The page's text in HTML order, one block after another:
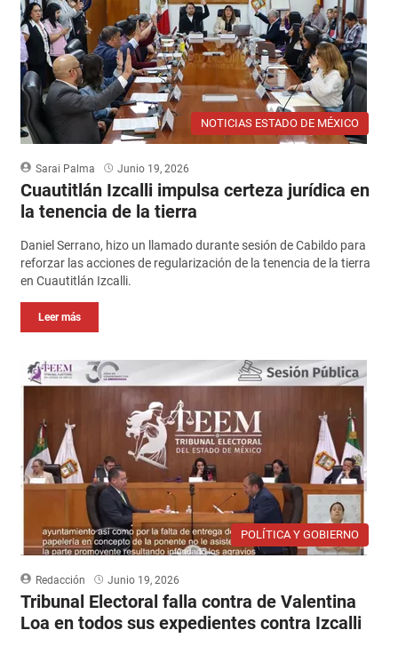
NOTICIAS ESTADO DE MÉXICO
Sarai Palma Junio 19, 2026
Cuautitlán Izcalli impulsa certeza jurídica en
la tenencia de la tierra
Daniel Serrano, hizo un llamado durante sesión de Cabildo para
reforzar las acciones de regularización de la tenencia de la tierra
en Cuautitlán Izcalli.
Leer más
POLÍTICA Y GOBIERNO
Redacción Junio 19, 2026
Tribunal Electoral falla contra de Valentina
Loa en todos sus expedientes contra Izcalli